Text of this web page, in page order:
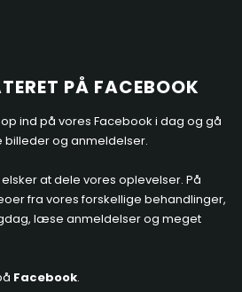
PÅ FACEBOOK
ind på vores Facebook i dag og gå
og anmeldelser.​
at dele vores oplevelser. På
fra vores forskellige behandlinger,
læse anmeldelser og meget
Facebook.​